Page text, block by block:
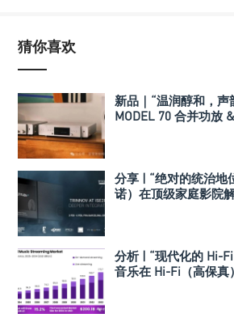
猜你喜欢
新品｜“温润醇和，声
MODEL 70 合并功放
分享 | “绝对的统治地
诺）在顶级家庭影院
分析 | “现代化的 Hi-
音乐在 Hi-Fi（高保真